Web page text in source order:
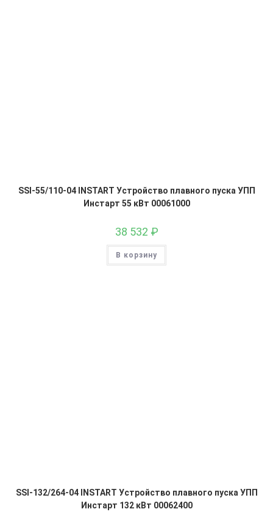
SSI-55/110-04 INSTART Устройство плавного пуска УПП
Инстарт 55 кВт 00061000
38 532 ₽
В корзину
SSI-132/264-04 INSTART Устройство плавного пуска УПП
Инстарт 132 кВт 00062400